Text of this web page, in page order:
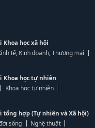
học xã hội
tế, Kinh doanh, Thương mại
Khoa học tự nhiên
Khoa học tự nhiên
tổng hợp (Tự nhiên và Xã hội)
sống
Nghệ thuật